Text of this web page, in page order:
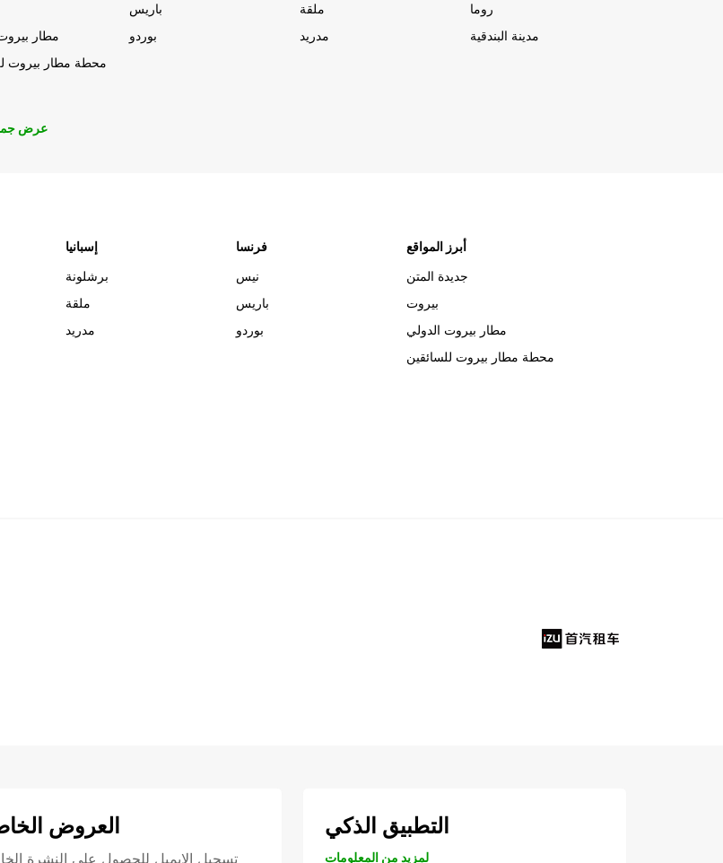
مطار
محطة مطار بيروت
باريس
بوردو
ملقة
مدريد
روما
مدينة البندقية
عرض
إسبانيا
برشلونة
ملقة
مدريد
فرنسا
نيس
باريس
بوردو
أبرز المواقع
جديدة المتن
بيروت
مطار بيروت الدولي
محطة مطار بيروت للسائقين
العروض
تسجيل الايميل للحصول علي النشرة
التطبيق الذكي
لمزيد من المعلومات